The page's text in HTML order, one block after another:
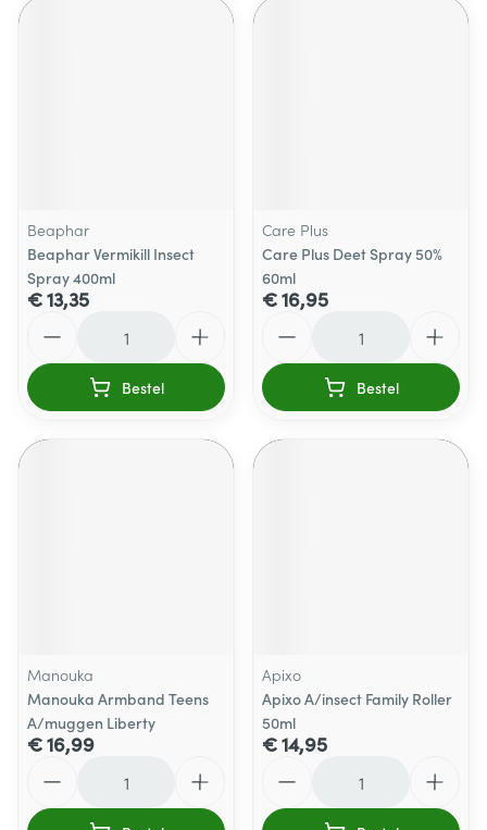
Beaphar
Beaphar Vermikill Insect
Spray 400ml
€ 13,35
Bestel
Care Plus
Care Plus Deet Spray 50%
60ml
€ 16,95
Bestel
Manouka
Manouka Armband Teens
A/muggen Liberty
€ 16,99
Apixo
Apixo A/insect Family Roller
50ml
€ 14,95